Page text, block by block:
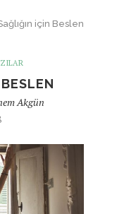
için Beslen
Akgün